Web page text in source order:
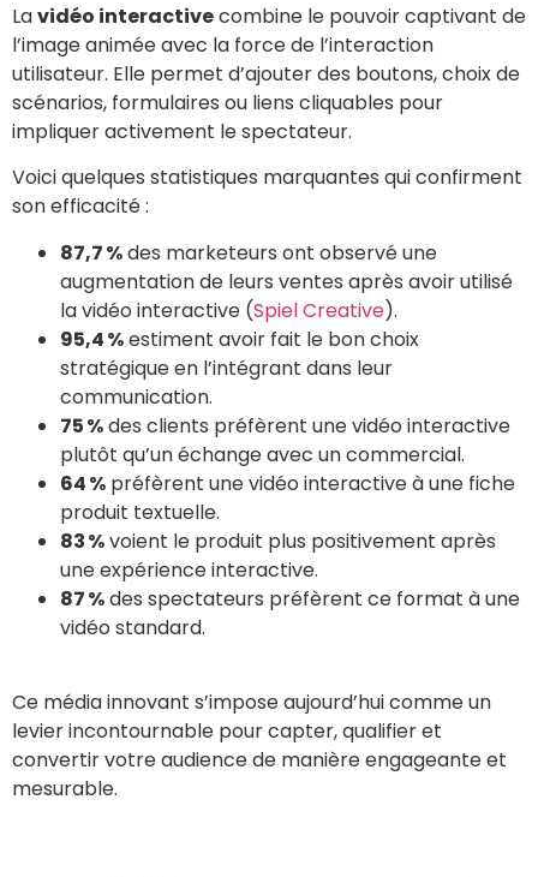
Lavidéo interactivecombine le pouvoir captivant de
l’image animée avec la force de l’interaction
utilisateur. Elle permet d’ajouter des boutons, choix de
scénarios, formulaires ou liens cliquables pour
impliquer activement le spectateur.
Voici quelques statistiques marquantes qui confirment
son efficacité :
87,7 %des marketeurs ont observé une
augmentation de leurs ventes après avoir utilisé
la vidéo interactive (Spiel Creative).
95,4 %estiment avoir fait le bon choix
stratégique en l’intégrant dans leur
communication.
75 %des clients préfèrent une vidéo interactive
plutôt qu’un échange avec un commercial.
64 % préfèrent une vidéo interactive à une fiche
produit textuelle.
83 %voient le produit plus positivement après
une expérience interactive.
87 %des spectateurs préfèrent ce format à une
vidéo standard.
Ce média innovant s’impose aujourd’hui comme un
levier incontournable pour capter, qualifier et
convertir votre audience de manière engageante et
mesurable.